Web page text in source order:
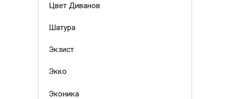
Цвет Диванов
Шатура
Экзист
Экко
Эконика